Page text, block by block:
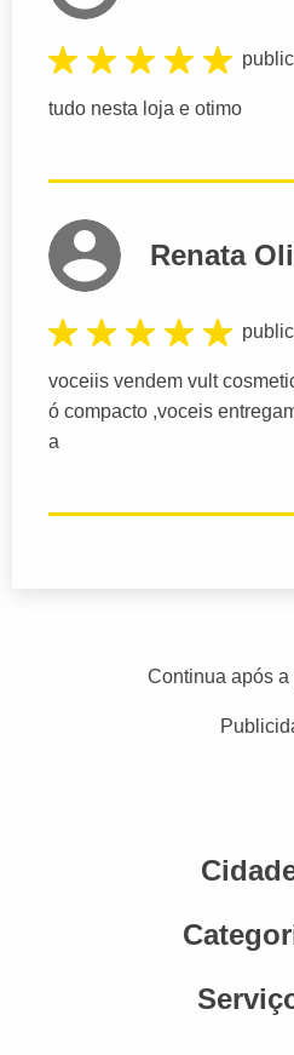
tudo nesta loja e otimo
Renata
voceiis vendem vult
ó compacto ,voceis
a
Continua após